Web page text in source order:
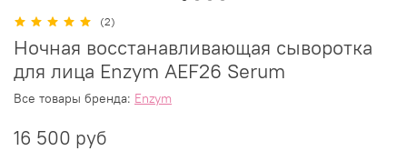
(2)
Ночная восстанавливающая сыворотка
для лица Enzym AEF26 Serum
Все товары бренда: Enzym
16 500 руб